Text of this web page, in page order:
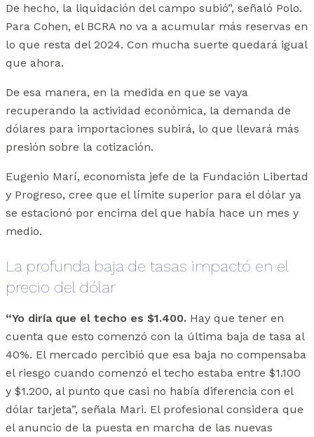
De hecho, la liquidación del campo subió”, señaló Polo.
Para Cohen, el BCRA no va a acumular más reservas en
lo que resta del 2024. Con mucha suerte quedará igual
que ahora.
De esa manera, en la medida en que se vaya
recuperando la actividad económica, la demanda de
dólares para importaciones subirá, lo que llevará más
presión sobre la cotización.
Eugenio Marí, economista jefe de la Fundación Libertad
y Progreso, cree que el límite superior para el dólar ya
se estacionó por encima del que había hace un mes y
medio.
La profunda baja de tasas impactó en el
precio del dólar
“Yo diría que el techo es $1.400. Hay que tener en
cuenta que esto comenzó con la última baja de tasa al
40%. El mercado percibió que esa baja no compensaba
el riesgo cuando comenzó el techo estaba entre $1.100
y $1.200, al punto que casi no había diferencia con el
dólar tarjeta”, señala Mari. El profesional considera que
el anuncio de la puesta en marcha de las nuevas